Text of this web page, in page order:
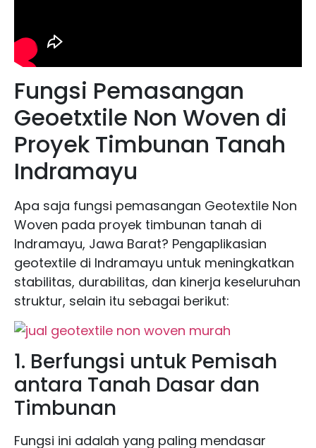
Fungsi Pemasangan
Geoetxtile Non Woven di
Proyek Timbunan Tanah
Indramayu
Apa saja fungsi pemasangan Geotextile Non
Woven pada proyek timbunan tanah di
Indramayu, Jawa Barat? Pengaplikasian
geotextile di Indramayu untuk meningkatkan
stabilitas, durabilitas, dan kinerja keseluruhan
struktur, selain itu sebagai berikut:
1. Berfungsi untuk Pemisah
antara Tanah Dasar dan
Timbunan
Fungsi ini adalah yang paling mendasar